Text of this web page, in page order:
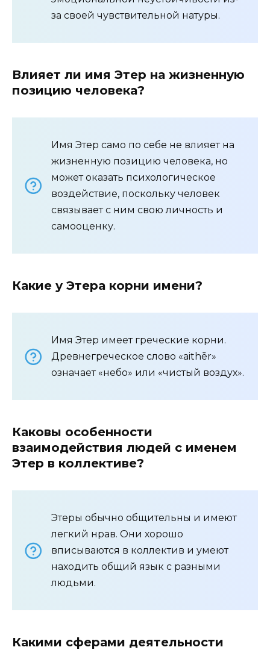
за своей чувствительной натуры.
Влияет ли имя Этер на жизненную
позицию человека?
Имя Этер само по себе не влияет на
жизненную позицию человека, но
может оказать психологическое
воздействие, поскольку человек
связывает с ним свою личность и
самооценку.
Какие у Этера корни имени?
Имя Этер имеет греческие корни.
Древнегреческое слово «aithēr»
означает «небо» или «чистый воздух».
Каковы особенности
взаимодействия людей с именем
Этер в коллективе?
Этеры обычно общительны и имеют
легкий нрав. Они хорошо
вписываются в коллектив и умеют
находить общий язык с разными
людьми.
Какими сферами деятельности